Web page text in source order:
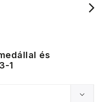
és
1